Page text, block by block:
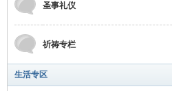
圣事礼仪
祈祷专栏
生活专区